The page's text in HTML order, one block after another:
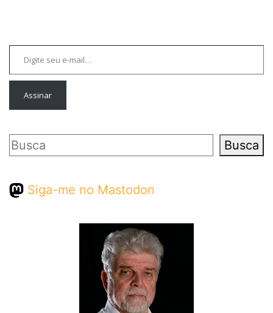
Digite seu e-mail…
Assinar
Pesquisar Busca
Siga-me no Mastodon